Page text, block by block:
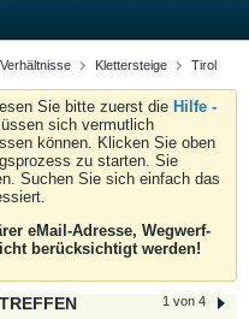
Klettersteige Tirol
Sie bitte zuerst die Hilfe -
sich vermutlich
können. Klicken Sie oben
zu starten. Sie
Suchen Sie sich einfach das
eMail-Adresse, Wegwerf-
berücksichtigt werden!
1 von 4